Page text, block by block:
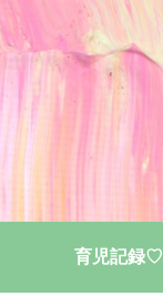
育児記録♡